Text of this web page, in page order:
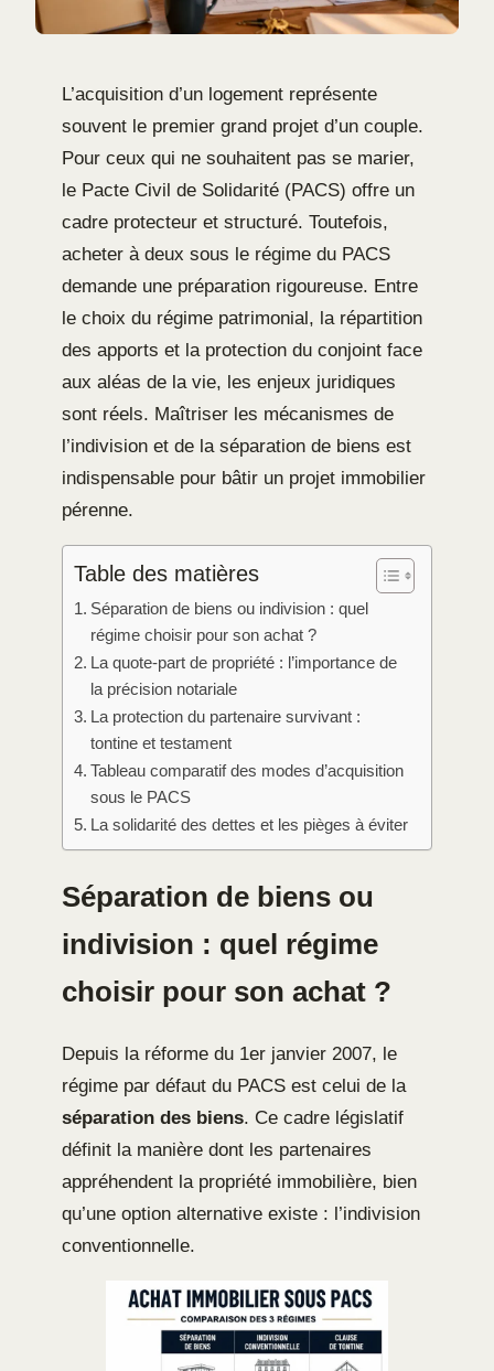
L’acquisition d’un logement représente
souvent le premier grand projet d’un couple.
Pour ceux qui ne souhaitent pas se marier,
le Pacte Civil de Solidarité (PACS) offre un
cadre protecteur et structuré. Toutefois,
acheter à deux sous le régime du PACS
demande une préparation rigoureuse. Entre
le choix du régime patrimonial, la répartition
des apports et la protection du conjoint face
aux aléas de la vie, les enjeux juridiques
sont réels. Maîtriser les mécanismes de
l’indivision et de la séparation de biens est
indispensable pour bâtir un projet immobilier
pérenne.
Table des matières
Séparation de biens ou indivision : quel
régime choisir pour son achat ?
La quote-part de propriété : l’importance de
la précision notariale
La protection du partenaire survivant :
tontine et testament
Tableau comparatif des modes d’acquisition
sous le PACS
La solidarité des dettes et les pièges à éviter
Séparation de biens ou
indivision : quel régime
choisir pour son achat ?
Depuis la réforme du 1er janvier 2007, le
régime par défaut du PACS est celui de la
séparation des biens. Ce cadre législatif
définit la manière dont les partenaires
appréhendent la propriété immobilière, bien
qu’une option alternative existe : l’indivision
conventionnelle.